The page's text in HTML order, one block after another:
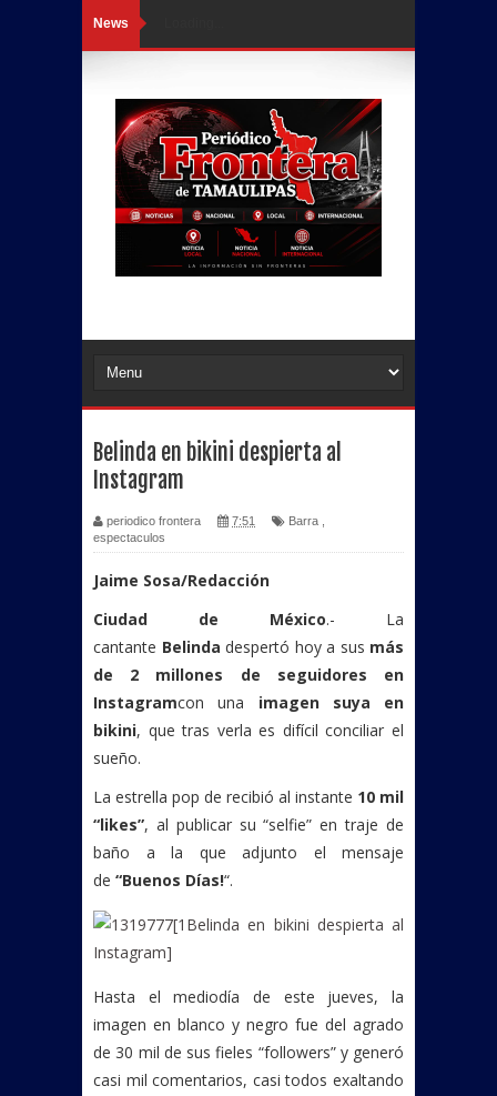
News
Belinda en bikini despierta al
Instagram
periodico frontera 7:51 Barra
espectaculos
Jaime Sosa/Redacción
Ciudad de México.- La
cantante Belinda despertó hoy a sus más
de 2 millones de seguidores en
Instagramcon una imagen suya en
bikini, que tras verla es difícil conciliar el
sueño.
La estrella pop de recibió al instante 10 mil
“likes”, al publicar su “selfie” en traje de
baño a la que adjunto el mensaje
de “Buenos Días!“.
Hasta el mediodía de este jueves, la
imagen en blanco y negro fue del agrado
de 30 mil de sus fieles “followers” y generó
casi mil comentarios, casi todos exaltando